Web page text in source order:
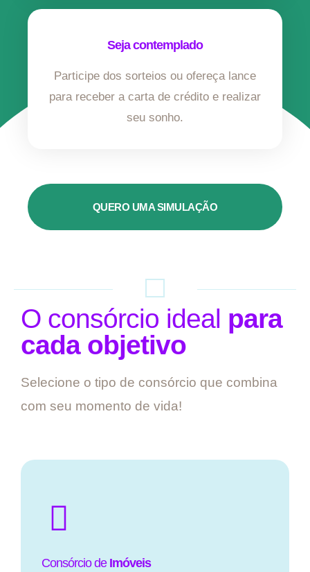
Seja contemplado
Participe dos sorteios ou ofereça lance
para receber a carta de crédito e realizar
seu sonho.
QUERO UMA SIMULAÇÃO
O consórcio ideal para
cada objetivo
Selecione o tipo de consórcio que combina
com seu momento de vida!
Consórcio de Imóveis